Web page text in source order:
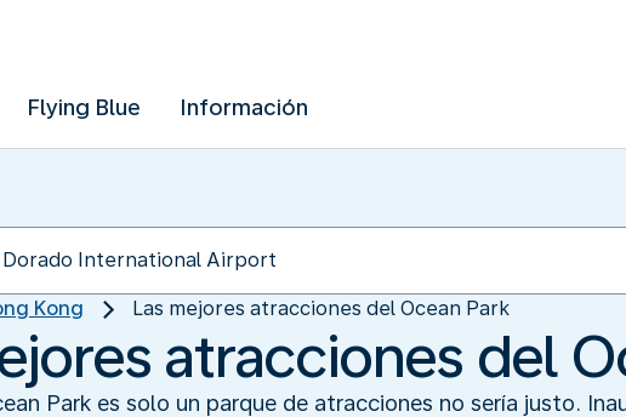
Flying Blue Información
Kong Las mejores atracciones del Ocean Park
atracciones del
Park es solo un parque de atracciones no sería justo.